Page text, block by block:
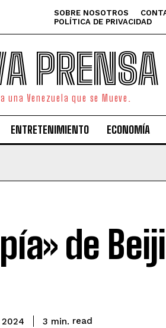
SOBRE NOSOTROS
POLÍTICA DE PRIVACIDAD
PRENSA
una Venezuela que se Mueve.
ENTRETENIMIENTO ECONOMÍA
de
3 min. read